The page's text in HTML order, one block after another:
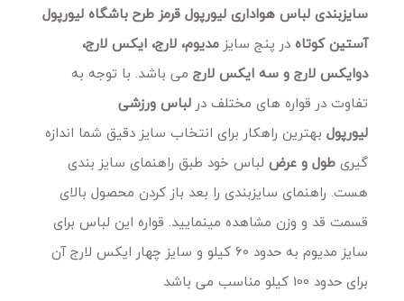
سایزبندی لباس هواداری لیورپول قرمز طرح باشگاه لیورپول
آستین کوتاه در پنج سایز مدیوم، لارج، ایکس لارج،
دوایکس لارج و سه ایکس لارج می باشد. با توجه به
تفاوت در قواره های مختلف در لباس ورزشی
لیورپول بهترین راهکار برای انتخاب سایز دقیق شما اندازه
گیریطول و عرض لباس خود طبق راهنمای سایز بندی
هست. راهنمای سایزبندی را بعد باز کردن محصول بالای
قسمت قد و وزن مشاهده مینمایید. قواره این لباس برای
سایز مدیوم به حدود 60 کیلو و سایز چهار ایکس لارج آن
برای حدود 100 کیلو مناسب می باشد